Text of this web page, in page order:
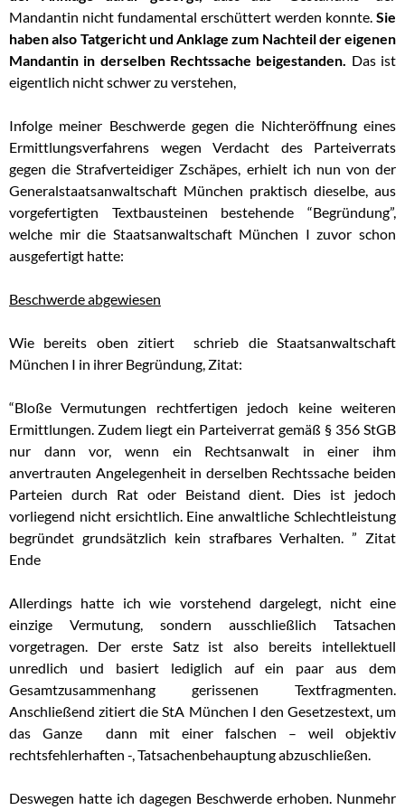
Mandantin nicht fundamental erschüttert werden konnte. Sie
haben also Tatgericht und Anklage zum Nachteil der eigenen
Mandantin in derselben Rechtssache beigestanden. Das ist
eigentlich nicht schwer zu verstehen,
Infolge meiner Beschwerde gegen die Nichteröffnung eines
Ermittlungsverfahrens wegen Verdacht des Parteiverrats
gegen die Strafverteidiger Zschäpes, erhielt ich nun von der
Generalstaatsanwaltschaft München praktisch dieselbe, aus
vorgefertigten Textbausteinen bestehende “Begründung”,
welche mir die Staatsanwaltschaft München I zuvor schon
ausgefertigt hatte:
Beschwerde abgewiesen
Wie bereits oben zitiert schrieb die Staatsanwaltschaft
München I in ihrer Begründung, Zitat:
“Bloße Vermutungen rechtfertigen jedoch keine weiteren
Ermittlungen. Zudem liegt ein Parteiverrat gemäß § 356 StGB
nur dann vor, wenn ein Rechtsanwalt in einer ihm
anvertrauten Angelegenheit in derselben Rechtssache beiden
Parteien durch Rat oder Beistand dient. Dies ist jedoch
vorliegend nicht ersichtlich. Eine anwaltliche Schlechtleistung
begründet grundsätzlich kein strafbares Verhalten. ” Zitat
Ende
Allerdings hatte ich wie vorstehend dargelegt, nicht eine
einzige Vermutung, sondern ausschließlich Tatsachen
vorgetragen. Der erste Satz ist also bereits intellektuell
unredlich und basiert lediglich auf ein paar aus dem
Gesamtzusammenhang gerissenen Textfragmenten.
Anschließend zitiert die StA München I den Gesetzestext, um
das Ganze dann mit einer falschen – weil objektiv
rechtsfehlerhaften -, Tatsachenbehauptung abzuschließen.
Deswegen hatte ich dagegen Beschwerde erhoben. Nunmehr